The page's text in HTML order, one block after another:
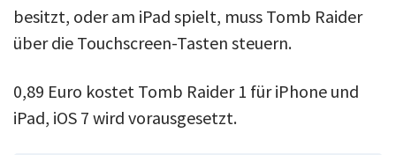
besitzt, oder am iPad spielt, muss Tomb Raider
über die Touchscreen-Tasten steuern.
0,89 Euro kostet Tomb Raider 1 für iPhone und
iPad, iOS 7 wird vorausgesetzt.